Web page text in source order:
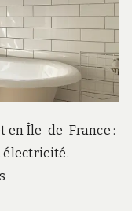
en Île-de-France :
électricité.